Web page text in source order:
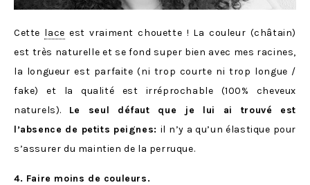
Cette lace est vraiment chouette ! La couleur (châtain)
est très naturelle et se fond super bien avec mes racines,
la longueur est parfaite (ni trop courte ni trop longue /
fake) et la qualité est irréprochable (100% cheveux
naturels). Le seul défaut que je lui ai trouvé est
l’absence de petits peignes: il n’y a qu’un élastique pour
s’assurer du maintien de la perruque.
4. Faire moins de couleurs.